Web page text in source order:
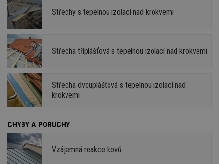
Střechy s tepelnou izolací nad krokvemi
Střecha tříplášťová s tepelnou izolací nad krokvemi
Střecha dvouplášťová s tepelnou izolací nad
krokvemi
CHYBY A PORUCHY
Vzájemná reakce kovů